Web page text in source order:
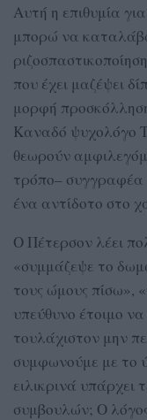
Αυτή η επιθυμία
μπορώ να καταλάβω
που έχει μαζέψει
μορφή
Καναδό ψυχολόγο
θεωρούν
τρόπο– συγγραφέα
ένα αντίδοτο στο
Ο Πέτερσον λέει
«συμμάζεψε το
τους ώμους πίσω»,
υπεύθυνο έτοιμο
τουλάχιστον μην
συμφωνούμε με το
ειλικρινά υπάρχει
συμβουλών; Ο